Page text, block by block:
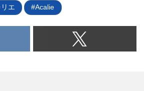
タモ！）」の試作車を展示してい
た。現在開発中につき展示車の写
真を掲載できないのは残念だが、
ここではその概要をお伝えしよ
う。
エ Acalie